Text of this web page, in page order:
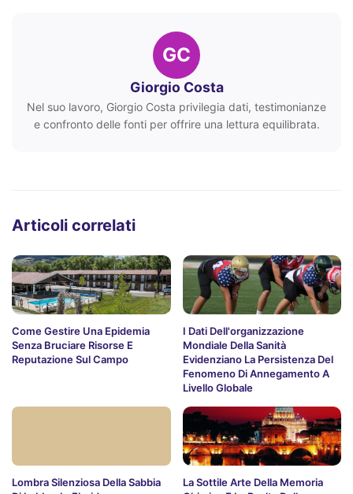
GC
Giorgio Costa
Nel suo lavoro, Giorgio Costa privilegia dati, testimonianze
e confronto delle fonti per offrire una lettura equilibrata.
Articoli correlati
Come Gestire Una Epidemia
Senza Bruciare Risorse E
Reputazione Sul Campo
I Dati Dell'organizzazione
Mondiale Della Sanità
Evidenziano La Persistenza Del
Fenomeno Di Annegamento A
Livello Globale
Lombra Silenziosa Della Sabbia
La Sottile Arte Della Memoria